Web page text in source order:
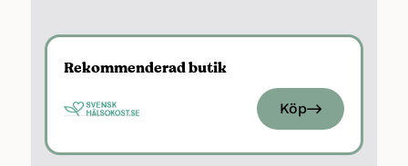
Protect+
Elektronisk filterindikator: Ja
Rekommenderad butik
Köp